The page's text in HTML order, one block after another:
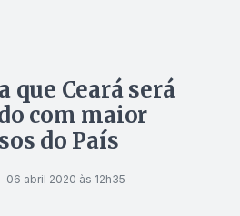
que Ceará será
com maior
do País
06 abril 2020 às 12h35